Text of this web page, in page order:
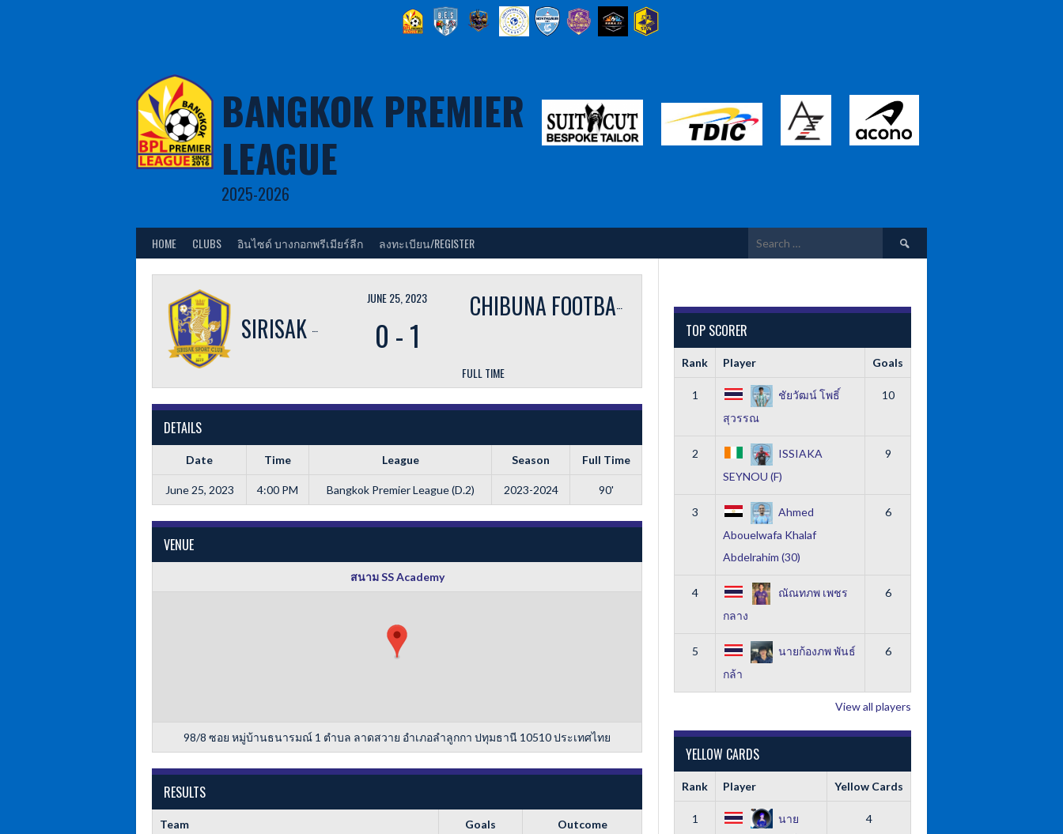
BANGKOK PREMIER
LEAGUE
2025-2026
HOME CLUBS อินไซด์ บางกอกพรีเมียร์ลีก ลงทะเบียน/REGISTER
Search
for:
SIRISAK SPORT CLUB
JUNE 25, 2023
0 -1
FULL TIME
DETAILS
Date Time League Season Full Time
June 25, 2023 4:00 PM Bangkok Premier League (D.2) 2023-2024 90'
VENUE
สนาม SS Academy
98/8 ซอย หมู่บ้านธนารมณ์ 1 ตำบล ลาดสวาย อำเภอลำลูกกา ปทุมธานี 10510 ประเทศไทย
RESULTS
Team Goals Outcome
TOP SCORER
Rank Player Goals
1
ชัยวัฒน์ โพธิ์
สุวรรณ
10
2
ISSIAKA
SEYNOU (F)
9
3
Ahmed
Abouelwafa Khalaf
Abdelrahim (30)
6
4
ณัณทภพ เพชร
กลาง
6
5
นายก้องภพ พันธ์
กล้า
6
View all players
YELLOW CARDS
Rank Player Yellow Cards
1
นาย
4